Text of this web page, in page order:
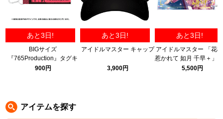
プレミアム会員とは
太鼓の達人
パックマン
あと3日!
BIGサイズ
『765Production』タグキ
ーホルダー
900円
あと3日!
アイドルマスター キャップ
3,900円
あと3日!
アイドルマスター 「花
惹かれて 如月 千早＋」
リルパネル B
5,500円
アイテムを探す